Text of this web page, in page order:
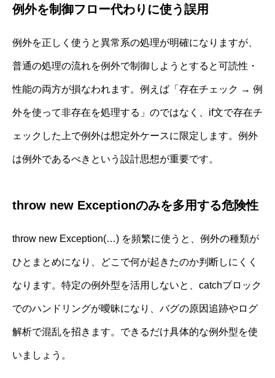
例外を制御フロー代わりに使う誤用
例外を正しく使うと異常系の処理が明確になりますが、
普通の処理の流れを例外で制御しようとすると可読性・
性能の両方が損なわれます。例えば「存在チェック → 例
外を使って非存在を処理する」のではなく、if文で存在チ
ェックした上で例外は想定外ケースに限定します。例外
は例外であるべきという設計思想が重要です。
throw new Exceptionのみを多用する危険性
throw new Exception(…) を頻繁に使うと、例外の種類が
ひとまとめになり、どこで何が起きたのか判断しにくく
なります。特定の例外型を活用しないと、catchブロック
でのハンドリングが曖昧になり、バグの原因追跡やログ
解析で混乱を招きます。できるだけ具体的な例外型を使
いましょう。